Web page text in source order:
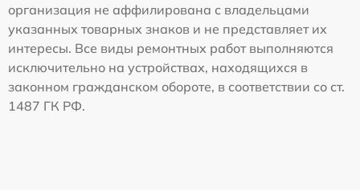
организация не аффилирована с владельцами
указанных товарных знаков и не представляет их
интересы. Все виды ремонтных работ выполняются
исключительно на устройствах, находящихся в
законном гражданском обороте, в соответствии со ст.
1487 ГК РФ.